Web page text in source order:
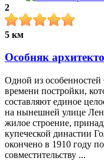
2
5 км
Особняк
Одной из особенностей
времени постройки,
составляют единое
на нынешней улице
жилое строение,
купеческой династии
окончено в 1910 году
совместительству ...